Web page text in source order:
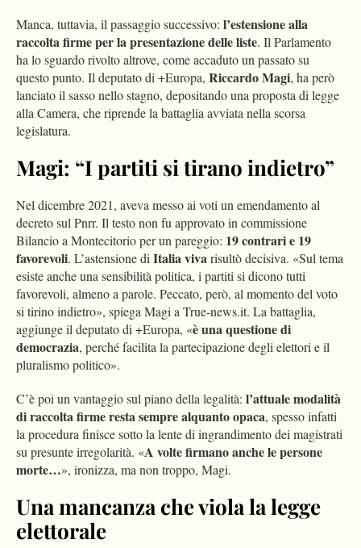
Manca, tuttavia, il passaggio successivo: l’estensione alla
raccolta firme per la presentazione delle liste. Il Parlamento
ha lo sguardo rivolto altrove, come accaduto un passato su
questo punto. Il deputato di +Europa, Riccardo Magi, ha però
lanciato il sasso nello stagno, depositando una proposta di legge
alla Camera, che riprende la battaglia avviata nella scorsa
legislatura.
Magi: “I partiti si tirano indietro”
Nel dicembre 2021, aveva messo ai voti un emendamento al
decreto sul Pnrr. Il testo non fu approvato in commissione
Bilancio a Montecitorio per un pareggio: 19 contrari e 19
favorevoli. L’astensione diItalia vivarisultò decisiva. «Sul tema
esiste anche una sensibilità politica, i partiti si dicono tutti
favorevoli, almeno a parole. Peccato, però, al momento del voto
si tirino indietro», spiega Magi a True-news.it. La battaglia,
aggiunge il deputato di +Europa, «è una questione di
democrazia, perché facilita la partecipazione degli elettori e il
pluralismo politico».
C’è poi un vantaggio sul piano della legalità: l’attuale modalità
di raccolta firme resta sempre alquanto opaca, spesso infatti
la procedura finisce sotto la lente di ingrandimento dei magistrati
su presunte irregolarità. «A volte firmano anche le persone
morte…», ironizza, ma non troppo, Magi.
Una mancanza che viola la legge
elettorale